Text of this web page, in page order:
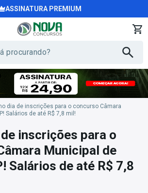
ASSINATURA PREMIUM
dia de inscrições para o concurso Câmara
Salários de até R$ 7,8 mil!
inscrições para o
Municipal de
Salários de até R$ 7,8